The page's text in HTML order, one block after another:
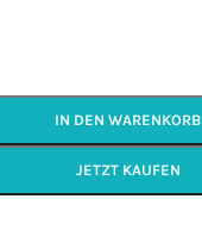
IN DEN WARENKORB
JETZT KAUFEN